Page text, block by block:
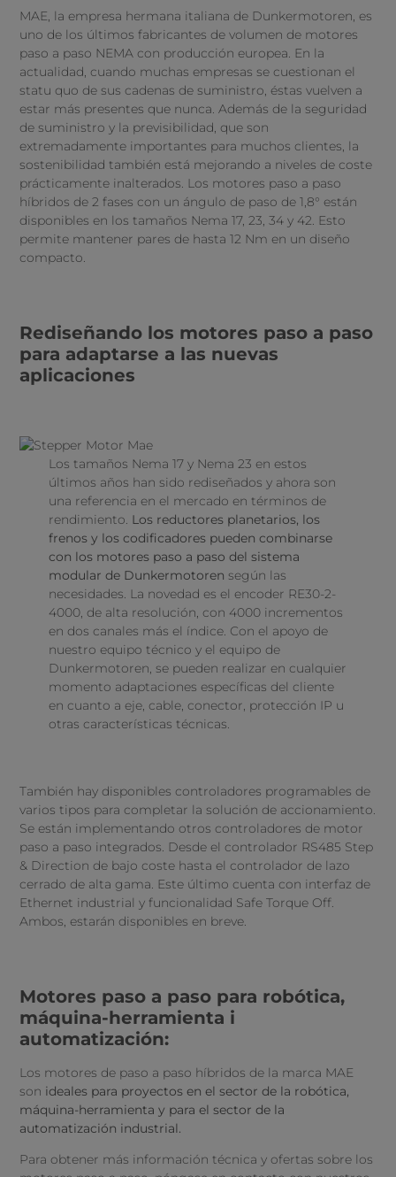
MAE, la empresa hermana italiana de Dunkermotoren, es
uno de los últimos fabricantes de volumen de motores
paso a paso NEMA con producción europea. En la
actualidad, cuando muchas empresas se cuestionan el
statu quo de sus cadenas de suministro, éstas vuelven a
estar más presentes que nunca. Además de la seguridad
de suministro y la previsibilidad, que son
extremadamente importantes para muchos clientes, la
sostenibilidad también está mejorando a niveles de coste
prácticamente inalterados. Los motores paso a paso
híbridos de 2 fases con un ángulo de paso de 1,8° están
disponibles en los tamaños Nema 17, 23, 34 y 42. Esto
permite mantener pares de hasta 12 Nm en un diseño
compacto.
Rediseñando los motores paso a paso
para adaptarse a las nuevas
aplicaciones
Los tamaños Nema 17 y Nema 23 en estos
últimos años han sido rediseñados y ahora son
una referencia en el mercado en términos de
rendimiento. Los reductores planetarios, los
frenos y los codificadores pueden combinarse
con los motores paso a paso del sistema
modular de Dunkermotoren según las
necesidades. La novedad es el encoder RE30-2-
4000, de alta resolución, con 4000 incrementos
en dos canales más el índice. Con el apoyo de
nuestro equipo técnico y el equipo de
Dunkermotoren, se pueden realizar en cualquier
momento adaptaciones específicas del cliente
en cuanto a eje, cable, conector, protección IP u
otras características técnicas.
También hay disponibles controladores programables de
varios tipos para completar la solución de accionamiento.
Se están implementando otros controladores de motor
paso a paso integrados. Desde el controlador RS485 Step
& Direction de bajo coste hasta el controlador de lazo
cerrado de alta gama. Este último cuenta con interfaz de
Ethernet industrial y funcionalidad Safe Torque Off.
Ambos, estarán disponibles en breve.
Motores paso a paso para robótica,
máquina-herramienta i
automatización:
Los motores de paso a paso híbridos de la marca MAE
son ideales para proyectos en el sector de la robótica,
máquina-herramienta y para el sector de la
automatización industrial.
Para obtener más información técnica y ofertas sobre los